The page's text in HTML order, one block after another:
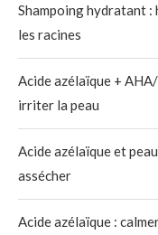
Shampoing hydratant
les racines
Acide azélaïque +
irriter la peau
Acide azélaïque et
assécher
Acide azélaïque :